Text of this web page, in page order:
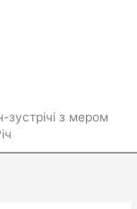
з мером